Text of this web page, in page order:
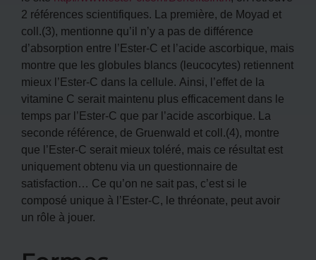
2 références scientifiques. La première, de Moyad et
coll.(3), mentionne qu’il n’y a pas de différence
d’absorption entre l’Ester-C et l’acide ascorbique, mais
montre que les globules blancs (leucocytes) retiennent
mieux l’Ester-C dans la cellule. Ainsi, l’effet de la
vitamine C serait maintenu plus efficacement dans le
temps par l’Ester-C que par l’acide ascorbique. La
seconde référence, de Gruenwald et coll.(4), montre
que l’Ester-C serait mieux toléré, mais ce résultat est
uniquement obtenu via un questionnaire de
satisfaction… Ce qu’on ne sait pas, c’est si le
composé unique à l’Ester-C, le thréonate, peut avoir
un rôle à jouer.